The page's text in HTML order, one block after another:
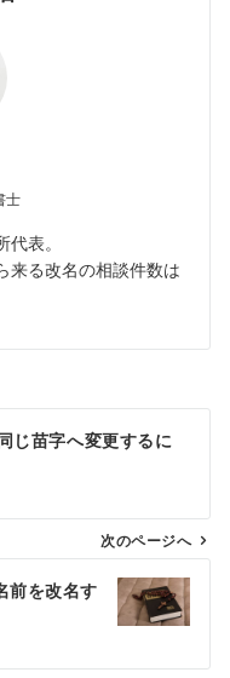
士
表。
来る改名の相談件数は
じ苗字へ変更するに
次のページへ
前を改名す